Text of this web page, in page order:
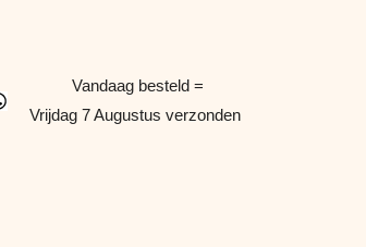
Vandaag besteld =
Vrijdag 7 Augustus verzonden